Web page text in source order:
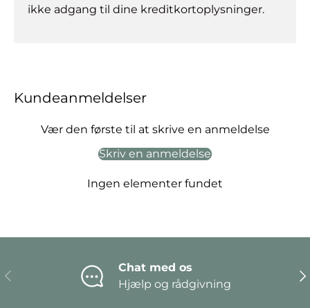
ikke adgang til dine kreditkortoplysninger.
Kundeanmeldelser
Vær den første til at skrive en anmeldelse
Skriv en anmeldelse
Ingen elementer fundet
Forrige
Chat med os
Hjælp og rådgivning